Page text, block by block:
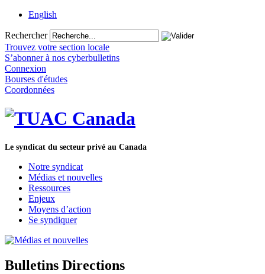
English
Rechercher
Trouvez votre section locale
S’abonner à nos cyberbulletins
Connexion
Bourses d'études
Coordonnées
Le syndicat du secteur privé au Canada
Notre syndicat
Médias et nouvelles
Ressources
Enjeux
Moyens d’action
Se syndiquer
Bulletins Directions